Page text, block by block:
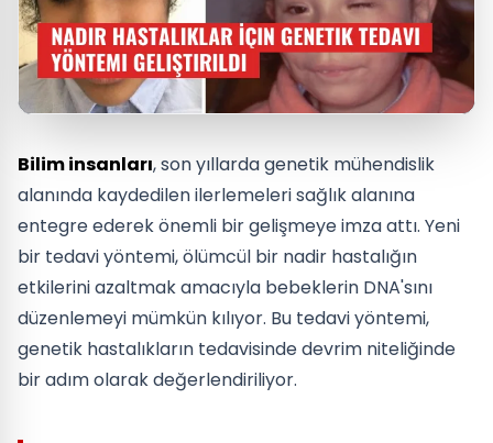
Bilim insanları, son yıllarda genetik mühendislik
alanında kaydedilen ilerlemeleri sağlık alanına
entegre ederek önemli bir gelişmeye imza attı. Yeni
bir tedavi yöntemi, ölümcül bir nadir hastalığın
etkilerini azaltmak amacıyla bebeklerin DNA'sını
düzenlemeyi mümkün kılıyor. Bu tedavi yöntemi,
genetik hastalıkların tedavisinde devrim niteliğinde
bir adım olarak değerlendiriliyor.